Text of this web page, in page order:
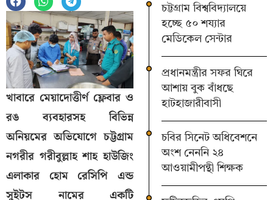
খাবারে মেয়াদোত্তীর্ণ ফ্লেবার ও
রঙ ব্যবহারসহ বিভিন্ন
অনিয়মের অভিযোগে চট্টগ্রাম
নগরীর গরীবুল্লাহ শাহ হাউজিং
এলাকার হোম রেসিপি এন্ড
সুইটস নামের একটি
চট্টগ্রাম বিশ্ববিদ্যালয়ে
হচ্ছে ৫০ শয্যার
মেডিকেল সেন্টার
প্রধানমন্ত্রীর সফর ঘিরে
আশায় বুক বাঁধছে
হাটহাজারীবাসী
চবির সিনেট অধিবেশনে
অংশ নেননি ২৪
আওয়ামীপন্থী শিক্ষক